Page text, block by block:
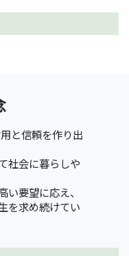
と信頼を作り出
社会に暮らしや
要望に応え、
を求め続けてい